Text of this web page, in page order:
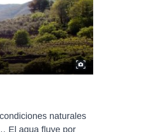
naturales
El agua fluye por